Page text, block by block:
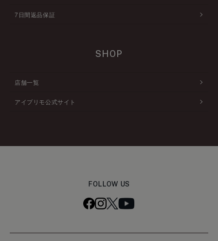
7日間返品保証
SHOP
店舗一覧
アイプリモ公式サイト
FOLLOW US